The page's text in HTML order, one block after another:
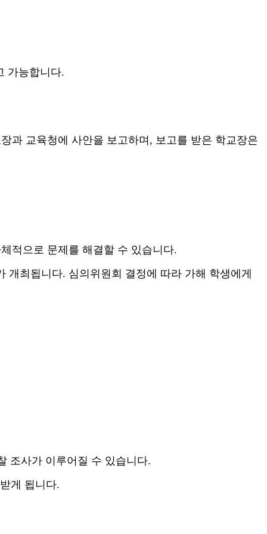
가능합니다.
과 교육청에 사안을 보고하며 , 보고를 받은 학교장은
적으로 문제를 해결할 수 있습니다.
개최됩니다. 심의위원회 결정에 따라 가해 학생에게
조사가 이루어질 수 있습니다.
게 됩니다.